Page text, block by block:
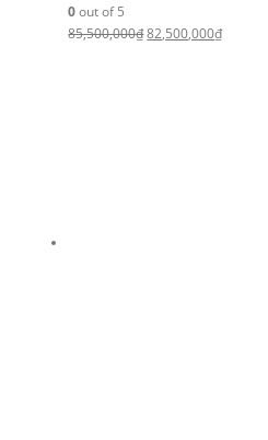
0out of 5
85,500,000₫82,500,000₫